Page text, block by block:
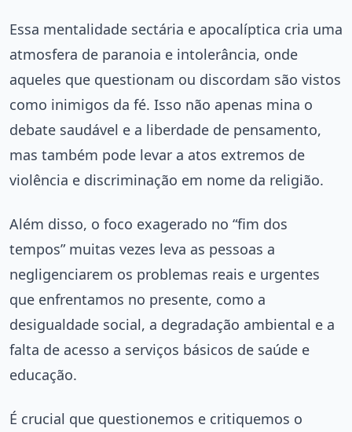
Essa mentalidade sectária e apocalíptica cria uma
atmosfera de paranoia e intolerância, onde
aqueles que questionam ou discordam são vistos
como inimigos da fé. Isso não apenas mina o
debate saudável e a liberdade de pensamento,
mas também pode levar a atos extremos de
violência e discriminação em nome da religião.
Além disso, o foco exagerado no “fim dos
tempos” muitas vezes leva as pessoas a
negligenciarem os problemas reais e urgentes
que enfrentamos no presente, como a
desigualdade social, a degradação ambiental e a
falta de acesso a serviços básicos de saúde e
educação.
É crucial que questionemos e critiquemos o